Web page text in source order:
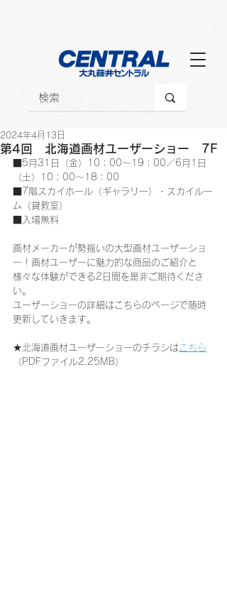
第4回 北海道画材ユーザーショー 7F
2024年4月13日
■5月31日（金）10：00～19：00／6月1日
（土）10：00～18：00
■7階スカイホール（ギャラリー）・スカイルー
ム（貸教室）
■入場無料
画材メーカーが勢揃いの大型画材ユーザーショ
ー！画材ユーザーに魅力的な商品のご紹介と
様々な体験ができる2日間を是非ご期待くださ
い。
ユーザーショーの詳細はこちらのページで随時
更新していきます。
★北海道画材ユーザーショーのチラシは こちら
（PDFファイル2.25MB）